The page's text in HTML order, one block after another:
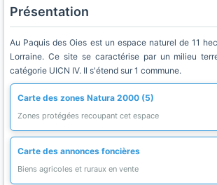
Présentation
Au Paquis des Oies est un espace naturel de 11
Lorraine. Ce site se caractérise par un milieu
catégorie UICN IV. Il s'étend sur 1 commune.
Carte des zones Natura 2000 (5)
Zones protégées recoupant cet espace
Carte des annonces foncières
Biens agricoles et ruraux en vente